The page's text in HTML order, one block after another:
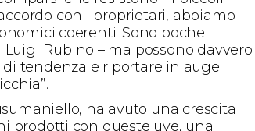
con i proprietari, abbiamo
coerenti. Sono poche
Rubino – ma possono davvero
tendenza e riportare in auge
ha avuto una crescita
prodotti con queste uve, una